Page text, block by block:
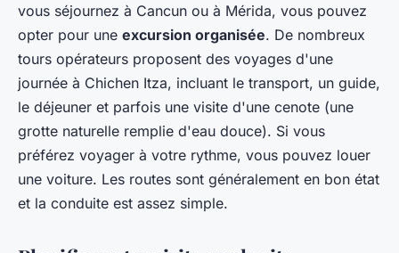
vous séjournez à Cancun ou à Mérida, vous pouvez
opter pour une excursion organisée. De nombreux
tours opérateurs proposent des voyages d'une
journée à Chichen Itza, incluant le transport, un guide,
le déjeuner et parfois une visite d'une cenote (une
grotte naturelle remplie d'eau douce). Si vous
préférez voyager à votre rythme, vous pouvez louer
une voiture. Les routes sont généralement en bon état
et la conduite est assez simple.